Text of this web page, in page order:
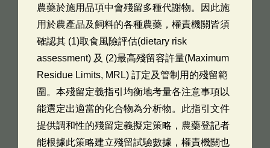
農藥於施用品項中會殘留多種代謝物。因此施
用於農產品及飼料的各種農藥，權責機關皆須
確認其 (1)取食風險評估(dietary risk
assessment) 及 (2)最高殘留容許量(Maximum
Residue Limits, MRL) 訂定及管制用的殘留範
圍。本殘留定義指引均衡地考量各注意事項以
能選定出適當的化合物為分析物。此指引文件
提供調和性的殘留定義擬定策略，農藥登記者
能根據此策略建立殘留試驗數據，權責機關也